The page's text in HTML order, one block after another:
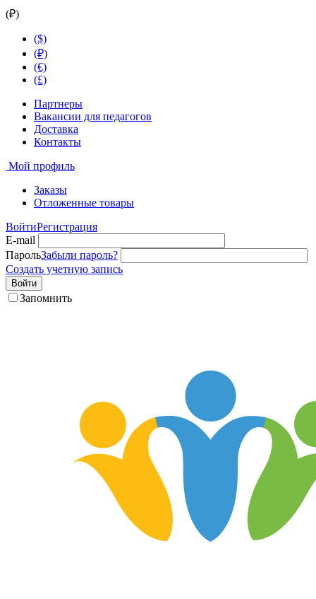
(₽)
($)
(₽)
(€)
(£)
Партнеры
Вакансии для педагогов
Доставка
Контакты
Мой профиль
Заказы
Отложенные товары
ВойтиРегистрация
E-mail
ПарольЗабыли пароль?
Создать учетную запись
Войти
Запомнить